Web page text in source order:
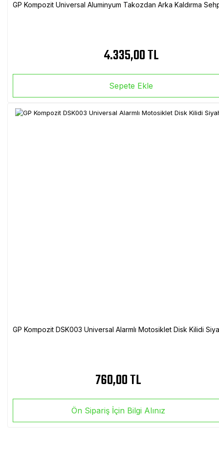
GP Kompozit Universal Aluminyum Takozdan Arka Kaldırma
4.335,00 TL
Sepete Ekle
GP Kompozit DSK003 Universal Alarmlı Motosiklet Disk Kilidi
760,00 TL
Ön Sipariş İçin Bilgi Alınız